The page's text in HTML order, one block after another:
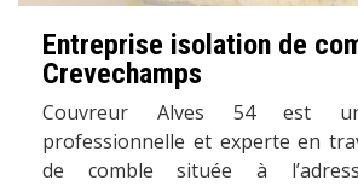
Entreprise isolation de
Crevechamps
Couvreur Alves 54 est
professionnelle et experte en
de comble située à